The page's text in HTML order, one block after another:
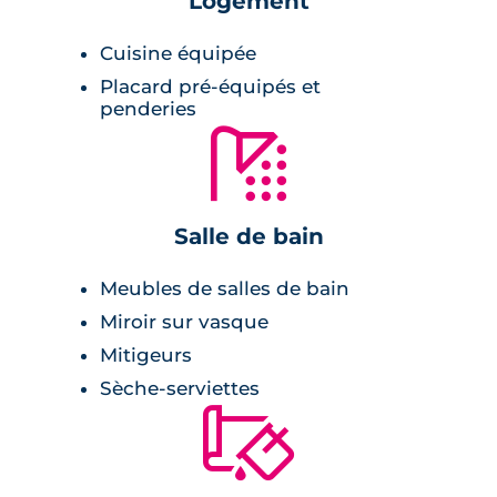
privatifs ou de terrasses et de places de
parking.
Prestations du bien neuf
cuisine aménagée,
volets roulants électriques,
Chaudière au gaz à condensation,
terrasse ou jardin privatif.
Cuisine équipée
Placard pré-équipés et
penderies
🚿
Salle de bain
Meubles de salles de bain
Miroir sur vasque
Mitigeurs
Sèche-serviettes
🔨